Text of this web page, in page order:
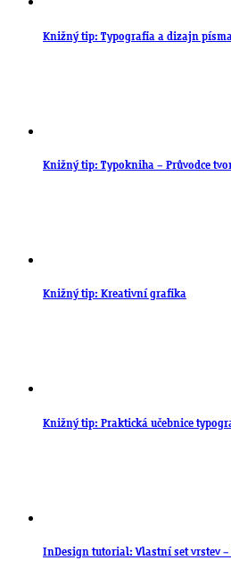
Knižný tip: Typografia a dizajn
Knižný tip: Typokniha – Průvodce
Knižný tip: Kreativní grafika
Knižný tip: Praktická učebnice
InDesign tutorial: Vlastní set vrstev –